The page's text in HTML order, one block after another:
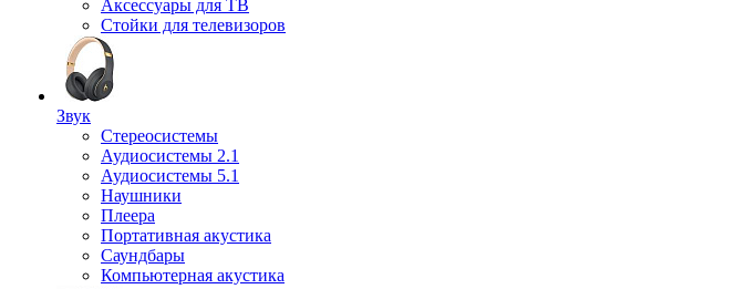
Аксессуары для ТВ
Стойки для телевизоров
Звук
Стереосистемы
Аудиосистемы 2.1
Аудиосистемы 5.1
Наушники
Плеера
Портативная акустика
Саундбары
Компьютерная акустика